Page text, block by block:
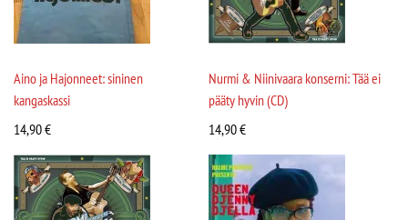
Aino ja Hajonneet: sininen
kangaskassi
14,90€
Nurmi & Niinivaara konserni: Tää ei
pääty hyvin (CD)
14,90€